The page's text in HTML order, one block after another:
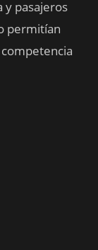
y pasajeros
permitían